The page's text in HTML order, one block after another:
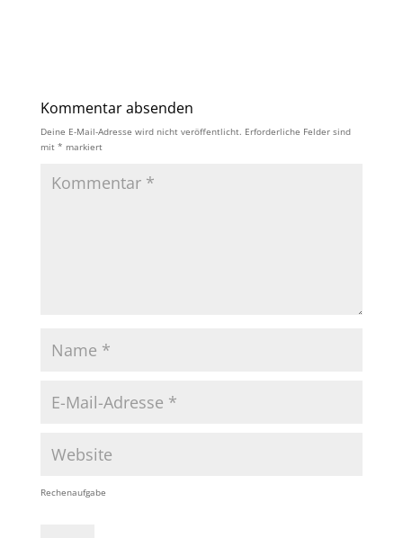
Kommentar absenden
Deine E-Mail-Adresse wird nicht veröffentlicht. Erforderliche Felder sind
mit * markiert
Rechenaufgabe